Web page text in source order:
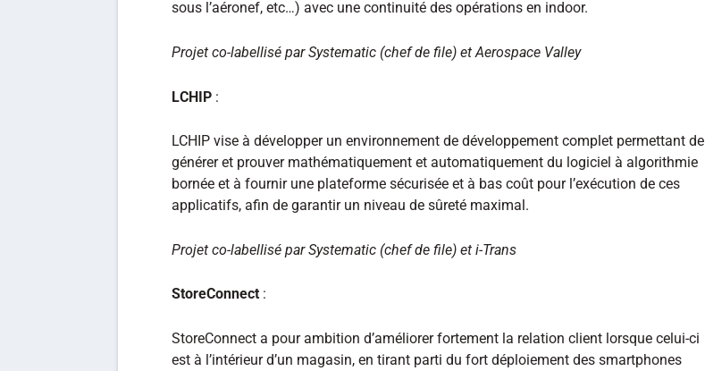
sous l’aéronef, etc…) avec une continuité des opérations en indoor.
Projet co-labellisé par Systematic (chef de file) et Aerospace Valley
LCHIP :
LCHIP vise à développer un environnement de développement complet permettant de
générer et prouver mathématiquement et automatiquement du logiciel à algorithmie
bornée et à fournir une plateforme sécurisée et à bas coût pour l’exécution de ces
applicatifs, afin de garantir un niveau de sûreté maximal.
Projet co-labellisé par Systematic (chef de file) et i-Trans
StoreConnect :
StoreConnect a pour ambition d’améliorer fortement la relation client lorsque celui-ci
est à l’intérieur d’un magasin, en tirant parti du fort déploiement des smartphones